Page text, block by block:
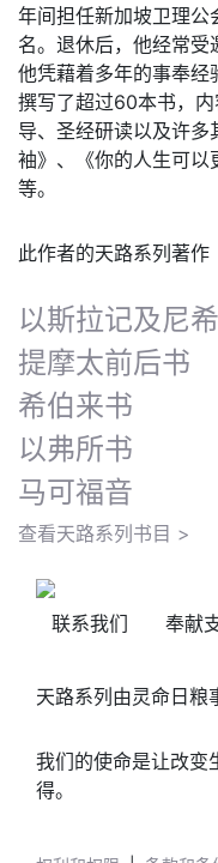
年间担任新加坡卫理公
名。退休后，他经常受
他凭藉着多年的事奉经
撰写了超过60本书，
导、圣经研读以及许
袖》、《你的人生可以
等。
此作者的天路系列著作
以斯拉记及尼
提摩太前后书
希伯来书
以弗所书
马可福音
查看天路系列书目 >
联系我们 奉献
天路系列由灵命日粮
我们的使命是让改变
得。